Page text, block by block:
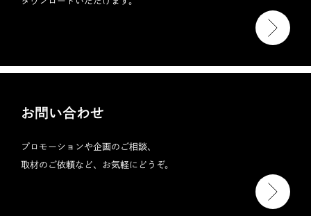
お問い合わせ
プロモーションや企画のご相談、
取材のご依頼など、お気軽にどうぞ。